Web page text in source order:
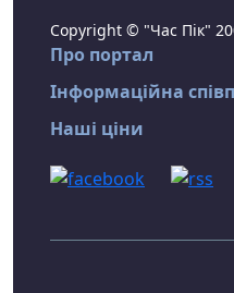
Copyright © "Час Пік"
Про портал
Інформаційна
Наші ціни